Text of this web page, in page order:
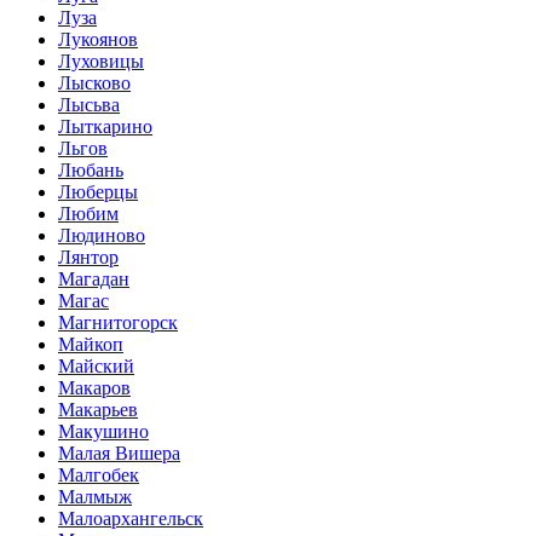
Луза
Лукоянов
Луховицы
Лысково
Лысьва
Лыткарино
Льгов
Любань
Люберцы
Любим
Людиново
Лянтор
Магадан
Магас
Магнитогорск
Майкоп
Майский
Макаров
Макарьев
Макушино
Малая Вишера
Малгобек
Малмыж
Малоархангельск